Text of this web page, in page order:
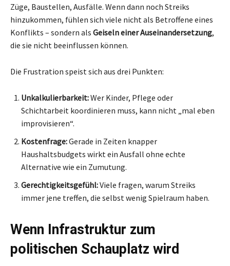
Züge, Baustellen, Ausfälle. Wenn dann noch Streiks
hinzukommen, fühlen sich viele nicht als Betroffene eines
Konflikts – sondern als Geiseln einer Auseinandersetzung,
die sie nicht beeinflussen können.
Die Frustration speist sich aus drei Punkten:
Unkalkulierbarkeit:Wer Kinder, Pflege oder
Schichtarbeit koordinieren muss, kann nicht „mal eben
improvisieren“.
Kostenfrage:Gerade in Zeiten knapper
Haushaltsbudgets wirkt ein Ausfall ohne echte
Alternative wie ein Zumutung.
Gerechtigkeitsgefühl:Viele fragen, warum Streiks
immer jene treffen, die selbst wenig Spielraum haben.
Wenn Infrastruktur zum
politischen Schauplatz wird